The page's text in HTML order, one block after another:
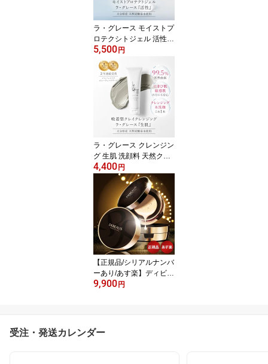
ラ・グレース モイストプ
ロテクシトジェル 活性
天然シリカ ケイ素 保湿
ジェル 美容液 乾燥肌 保
湿 しっとり スキンケア
パラベンフリー
5,500 円
ラ・グレース クレンジン
グ 生肌 洗顔料 天然クレ
イ 天然シリカ ケイ素 乾
燥肌 保湿 しっとり スキ
ンケア 洗顔フォーム パ
ラベンフリー
4,400 円
【正規品/シリアルナンバ
ーあり/あす楽】ディビュ
ース クッションファンデ
ン 化粧品 プレゼント
9,900 円
受注・発送カレンダー